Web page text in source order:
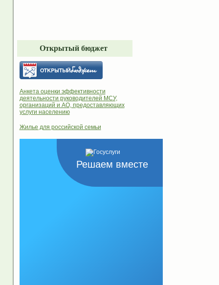
Открытый бюджет
Анкета оценки эффективности
деятельности руководителей МСУ,
организаций и АО, предоставляющих
услуги населению
Жилье для российской семьи
Решаем вместе